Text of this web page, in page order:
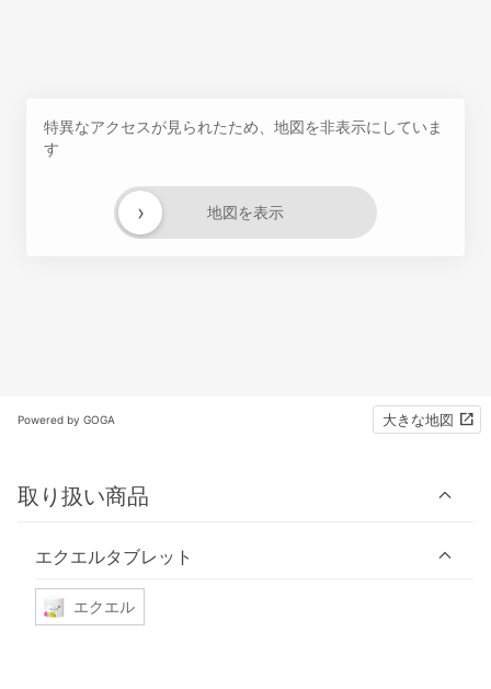
特異なアクセスが見られたため、地図を非表示にしていま
す
地図を表示
›
Powered by GOGA 大きな地図
取り扱い商品
エクエルタブレット
エクエル